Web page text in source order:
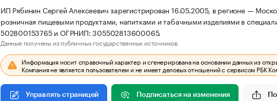
ИП Рябинин Сергей Алексеевич зарегистрирован 16.05.2005, в регионе —
розничная пищевыми продуктами, напитками и табачными изделиями в
502800153765 и ОГРНИП: 305502813600065.
Данные получены из публичных государственных источников.
Информация носит справочный характер и сгенерирована на основании данных из
Компания не является пользователем и не имеет деловых отношений с сервисом РБК
Управлять страницей Подписаться на изменения